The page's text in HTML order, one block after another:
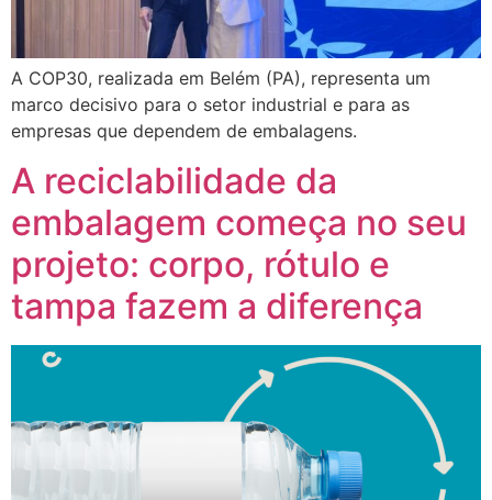
A COP30, realizada em Belém (PA), representa um
marco decisivo para o setor industrial e para as
empresas que dependem de embalagens.
A reciclabilidade da
embalagem começa no seu
projeto: corpo, rótulo e
tampa fazem a diferença